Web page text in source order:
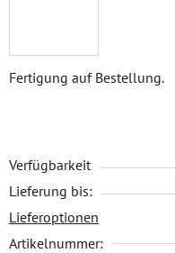
Fertigung auf Bestellung.
Verfügbarkeit
Lieferung bis:
Lieferoptionen
Artikelnummer: